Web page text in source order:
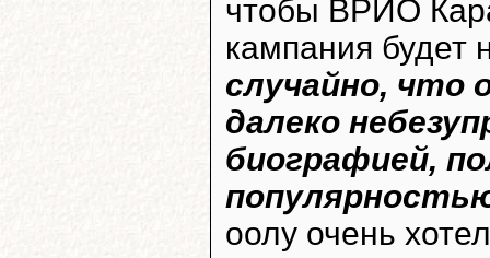
чтобы ВРИО
кампания будет
случайно, что
далеко
биографией,
оолу очень